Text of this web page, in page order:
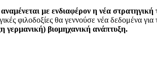
αναμένεται με ενδιαφέρον η νέα
φιλοδοξίες θα γεννούσε νέα δεδομένα
βιομηχανική ανάπτυξη.